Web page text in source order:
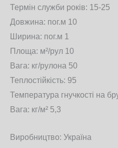
Термін служби років: 15-25
Довжина: пог.м 10
Ширина: пог.м 1
Площа: м²/рул 10
Вага: кг/рулона 50
Теплостійкість: 95
Температура гнучкості на
Вага: кг/м² 5,3
Виробництво: Україна